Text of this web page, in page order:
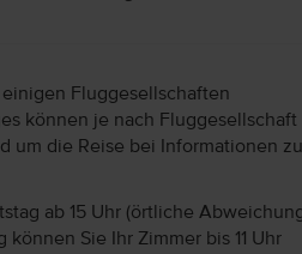
Fluggesellschaften
können je nach Fluggesellschaft
um die Reise bei Informationen zu
ab 15 Uhr (örtliche
Sie Ihr Zimmer bis 11 Uhr